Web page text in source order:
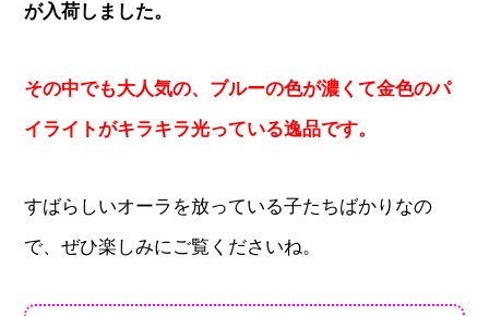
が入荷しました。
その中でも大人気の、ブルーの色が濃くて金色のパ
イライトがキラキラ光っている逸品です。
すばらしいオーラを放っている子たちばかりなの
で、ぜひ楽しみにご覧くださいね。